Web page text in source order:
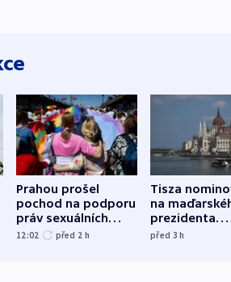
Prahou prošel
pochod na podporu
práv sexuálních
menšin
12:02 před 2 h
Tisza
na
prezidenta
bývalého
před 3h